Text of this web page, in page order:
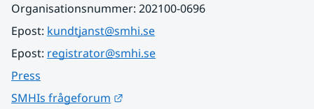
Organisationsnummer: 202100-0696
Epost: kundtjanst@smhi.se
Epost: registrator@smhi.se
Press
SMHIs frågeforum